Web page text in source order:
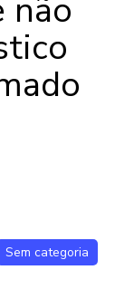
não
Sem categoria